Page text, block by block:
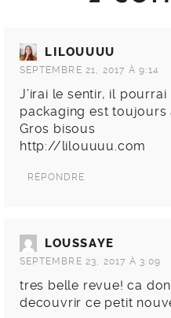
LILOUUUU
SEPTEMBRE 21, 2017 À 9:14
J’irai le sentir, il
packaging est toujours
Gros bisous
http://lilouuuu.com
RÉPONDRE
LOUSSAYE
SEPTEMBRE 23, 2017 À 3:09
tres belle revue! ca
decouvrir ce petit